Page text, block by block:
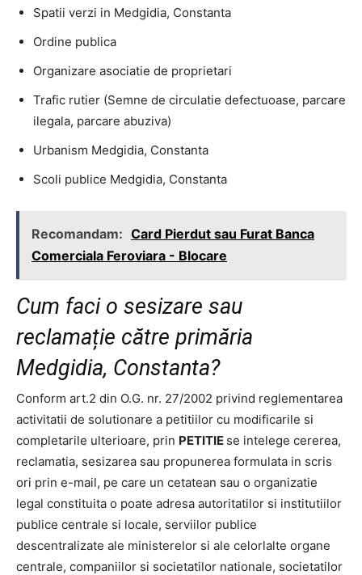
Spatii verzi in Medgidia, Constanta
Ordine publica
Organizare asociatie de proprietari
Trafic rutier (Semne de circulatie defectuoase, parcare
ilegala, parcare abuziva)
Urbanism Medgidia, Constanta
Scoli publice Medgidia, Constanta
Recomandam: Card Pierdut sau Furat Banca
Comerciala Feroviara - Blocare
Cum faci o sesizare sau
reclamație către primăria
Medgidia, Constanta?
Conform art.2 din O.G. nr. 27/2002 privind reglementarea
activitatii de solutionare a petitiilor cu modificarile si
completarile ulterioare, prin PETITIE se intelege cererea,
reclamatia, sesizarea sau propunerea formulata in scris
ori prin e-mail, pe care un cetatean sau o organizatie
legal constituita o poate adresa autoritatilor si institutiilor
publice centrale si locale, serviilor publice
descentralizate ale ministerelor si ale celorlalte organe
centrale, companiilor si societatilor nationale, societatilor